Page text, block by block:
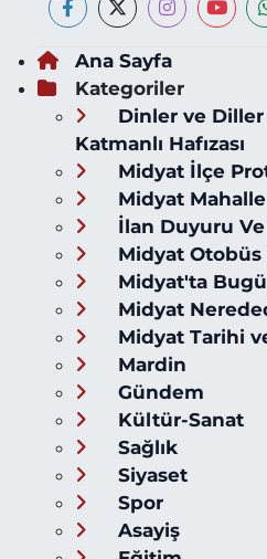
Ana Sayfa
Kategoriler
Dinler ve Diller
Katmanlı Hafızası
Midyat İlçe
Midyat
İlan Duyuru
Midyat Otobüs
Midyat'ta
Midyat
Midyat Tarihi
Mardin
Gündem
Kültür-Sanat
Sağlık
Siyaset
Spor
Asayiş